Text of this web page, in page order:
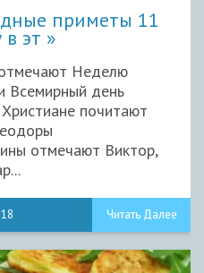
приметы 11
эт
Неделю
Всемирный день
почитают
отмечают Виктор,
Читать Далее